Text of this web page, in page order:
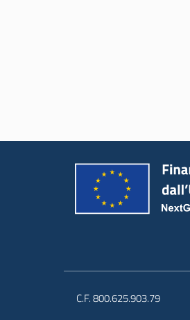
C.F. 800.625.903.79